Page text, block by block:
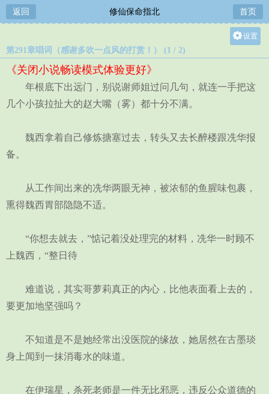
返回 修仙保命指北 首页
设置
中
第291章唱词（感谢多吹一点风的打赏！） (1 / 2)
《关闭小说畅读模式体验更好》
年根底下出远门，别说谢师姐过问几句，就连一手把这
几个小孩拉扯大的赵大嘴（雾）都十分不满。
魏西拿着自己修炼搪塞过去，转头又去长醉楼跟冼华报
备。
从工作间出来的冼华两眼无神，被浓郁的鱼腥味包裹，
熏得魏西胃部隐隐不适。
“你想去就去，”惦记着没处理完的材料，冼华一时顾不
上魏西，“整日待
难道说，其实哥萝莉真正的内心，比他表面看上去的，
要更加地坚强吗？
不知道是不是她经常出没医院的缘故，她居然在古墨琰
身上闻到一抹消毒水的味道。
在伊瑞星，杀死老师是一件无比邪恶，违反公众道德的